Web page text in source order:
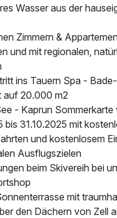
Wasser aus der
Zimmern &
und mit regionalen,
ins Tauern Spa -
auf 20.000 m2
- Kaprun Sommerkarte
bis 31.10.2025 mit
und kostenlosem
Ausflugszielen
beim Skivereih bei
mit
den Dächern von Zell